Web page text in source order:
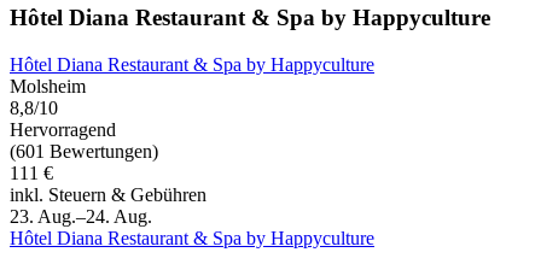
Hôtel Diana Restaurant & Spa by Happyculture
Hôtel Diana Restaurant & Spa by Happyculture
Molsheim
8,8/10
Hervorragend
(601 Bewertungen)
111 €
inkl. Steuern & Gebühren
23. Aug.–24. Aug.
Hôtel Diana Restaurant & Spa by Happyculture